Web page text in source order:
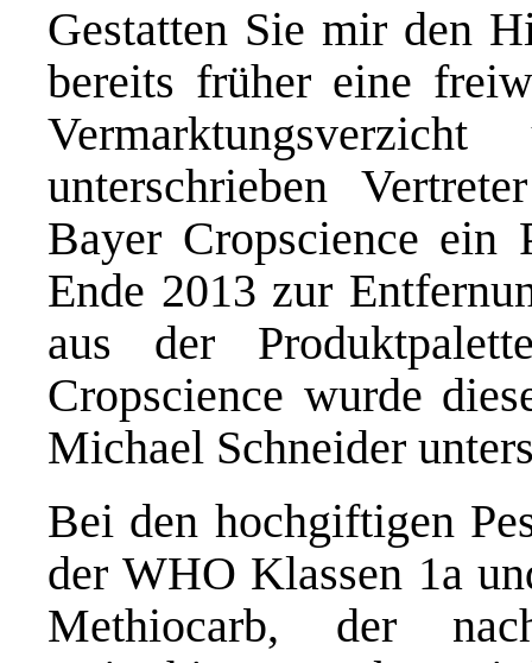
Gestatten Sie mir den
bereits früher eine
unterschrieben
Bayer Cropscience
Ende 2013 zur
aus der
Cropscience wurde
Michael Schneider
Bei den hochgiftigen
der WHO Klassen 1a
Methiocarb, der